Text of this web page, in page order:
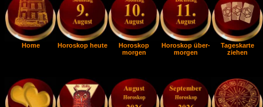
Home Horoskop heute
Horoskop
morgen
Horoskop über-
morgen
Tageskarte
ziehen